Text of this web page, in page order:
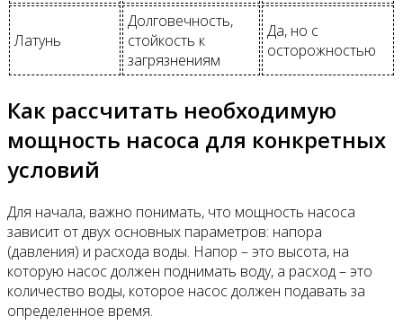
Латунь
Долговечность,
стойкость к
загрязнениям
Да, но с
осторожностью
Как рассчитать необходимую
мощность насоса для конкретных
условий
Для начала, важно понимать, что мощность насоса
зависит от двух основных параметров: напора
(давления) и расхода воды. Напор – это высота, на
которую насос должен поднимать воду, а расход – это
количество воды, которое насос должен подавать за
определенное время.